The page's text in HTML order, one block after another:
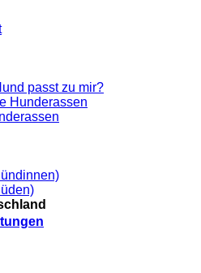
passt zu mir?
Hunderassen